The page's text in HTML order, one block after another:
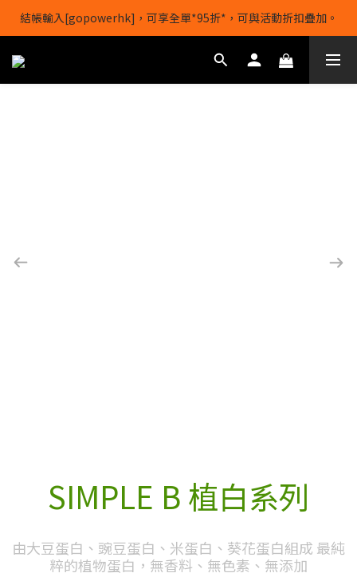
【1/8-31/8】8月下單即贈 蛋白威化餅×1-隨機口味
結帳輸入[gopowerhk]，可享全單*95折*，可與活動折扣疊加。
[新會員優惠]新會員註冊即送$20購物金
SIMPLE B 植白系列
由大豆蛋白、豌豆蛋白、米蛋白、葵花蛋白組成 最純
粹的植物蛋白，無香料、無色素、無添加